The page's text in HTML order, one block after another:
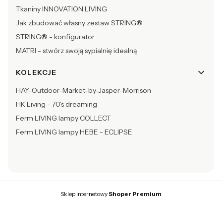
Tkaniny INNOVATION LIVING
Jak zbudować własny zestaw STRING®
STRING® - konfigurator
MATRI - stwórz swoją sypialnię idealną
KOLEKCJE
HAY-Outdoor-Market-by-Jasper-Morrison
HK Living - 70's dreaming
Ferm LIVING lampy COLLECT
Ferm LIVING lampy HEBE - ECLIPSE
Sklep internetowyShoper Premium